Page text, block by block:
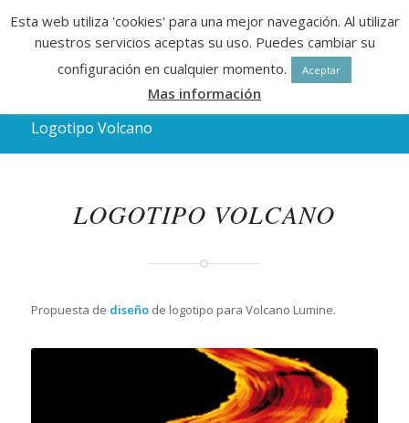
Logotipo Volcano
LOGOTIPO VOLCANO
Propuesta de diseñode logotipo para Volcano Lumine.
Esta web utiliza 'cookies' para una mejor navegación. Al utilizar
nuestros servicios aceptas su uso. Puedes cambiar su
configuración en cualquier momento.
Aceptar
Mas información